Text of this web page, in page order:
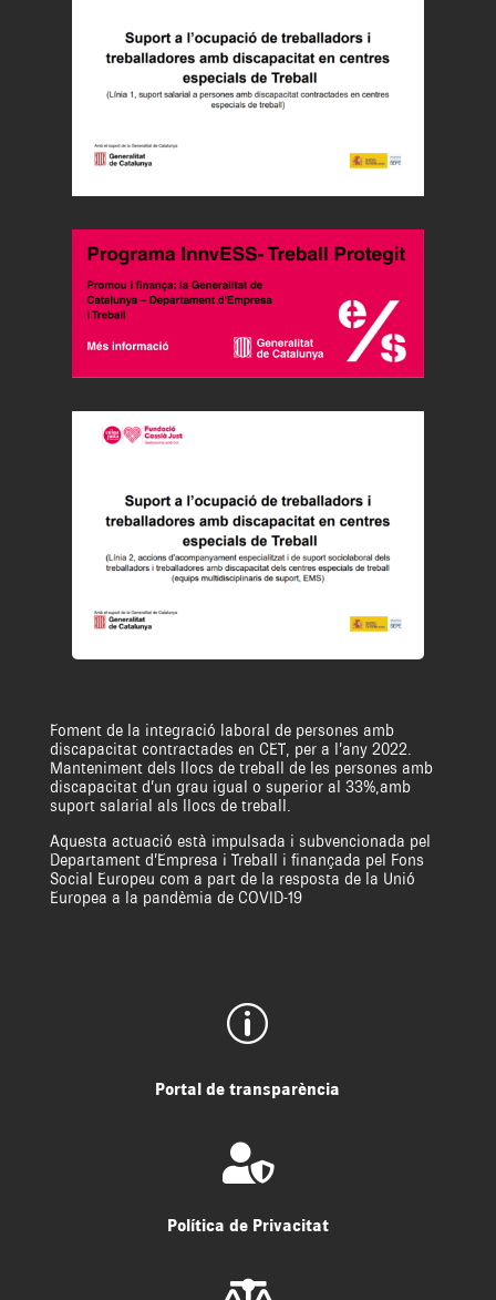
Foment de la integració laboral de persones amb
discapacitat contractades en CET, per a l’any 2022.
Manteniment dels llocs de treball de les persones amb
discapacitat d’un grau igual o superior al 33%,amb
suport salarial als llocs de treball.
Aquesta actuació està impulsada i subvencionada pel
Departament d’Empresa i Treball i finançada pel Fons
Social Europeu com a part de la resposta de la Unió
Europea a la pandèmia de COVID-19
p
Portal de transparència

Política de Privacitat